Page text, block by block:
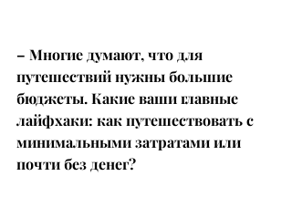
– Многие думают, что для
путешествий нужны большие
бюджеты. Какие ваши главные
лайфхаки: как путешествовать с
минимальными затратами или
почти без денег?